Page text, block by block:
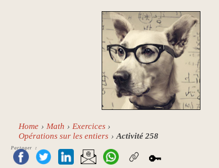
Home Math
Exercices
Opérations sur les entiers
Activité 258
Partager :
🔑